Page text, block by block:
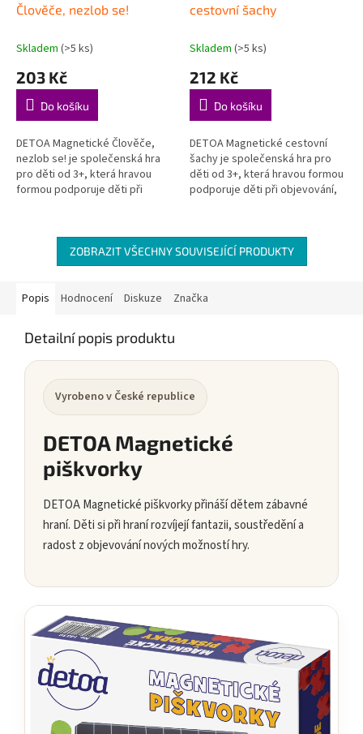
Člověče, nezlob se!
Skladem (>5 ks)
203 Kč
Do košíku
DETOA Magnetické Člověče,
nezlob se! je společenská hra
pro děti od 3+, která hravou
formou podporuje děti při
cestovní šachy
Skladem (>5 ks)
212 Kč
Do košíku
DETOA Magnetické cestovní
šachy je společenská hra pro
děti od 3+, která hravou formou
podporuje děti při objevování,
ZOBRAZIT VŠECHNY SOUVISEJÍCÍ PRODUKTY
Popis Hodnocení Diskuze Značka
Detailní popis produktu
Vyrobeno v České republice
DETOA Magnetické
piškvorky
DETOA Magnetické piškvorky přináší dětem zábavné
hraní. Děti si při hraní rozvíjejí fantazii, soustředění a
radost z objevování nových možností hry.